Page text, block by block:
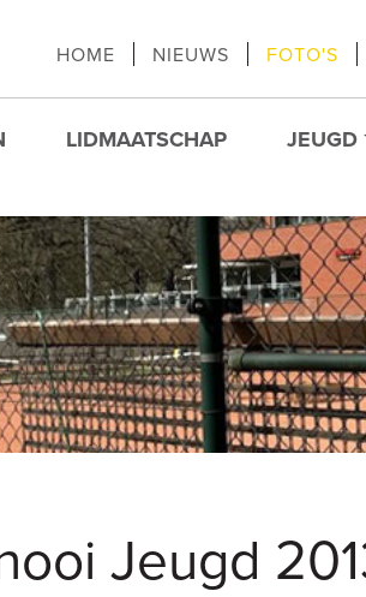
HOME NIEUWS FOTO'S
LIDMAATSCHAP JEUGD
Jeugd